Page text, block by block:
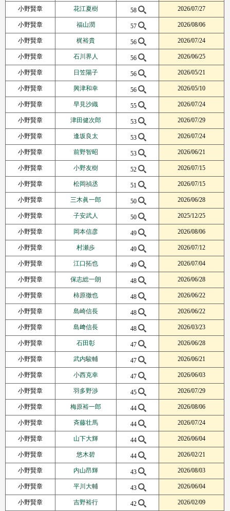
小野賢章 花江夏樹 58 2026/07/27
小野賢章 福山潤 57 2026/08/06
小野賢章 梶裕貴 56 2026/07/24
小野賢章 石川界人 56 2026/06/25
小野賢章 日笠陽子 56 2026/05/21
小野賢章 興津和幸 56 2026/05/10
小野賢章 早見沙織 55 2026/07/24
小野賢章 津田健次郎 53 2026/07/29
小野賢章 逢坂良太 53 2026/07/24
小野賢章 前野智昭 53 2026/06/21
小野賢章 小野友樹 52 2026/07/15
小野賢章 松岡禎丞 51 2026/07/15
小野賢章 三木眞一郎 50 2026/06/28
小野賢章 子安武人 50 2025/12/25
小野賢章 岡本信彦 49 2026/08/06
小野賢章 村瀬歩 49 2026/07/12
小野賢章 江口拓也 49 2026/07/04
小野賢章 保志総一朗 48 2026/06/28
小野賢章 柿原徹也 48 2026/06/22
小野賢章 島崎信長 48 2026/06/22
小野賢章 島﨑信長 48 2026/03/23
小野賢章 石田彰 47 2026/06/28
小野賢章 武内駿輔 47 2026/06/21
小野賢章 小西克幸 47 2026/06/03
小野賢章 羽多野渉 45 2026/07/29
小野賢章 梅原裕一郎 44 2026/08/06
小野賢章 斉藤壮馬 44 2026/07/24
小野賢章 山下大輝 44 2026/06/04
小野賢章 悠木碧 44 2026/02/21
小野賢章 内山昂輝 43 2026/08/03
小野賢章 平川大輔 43 2026/06/04
小野賢章 吉野裕行 42 2026/02/09